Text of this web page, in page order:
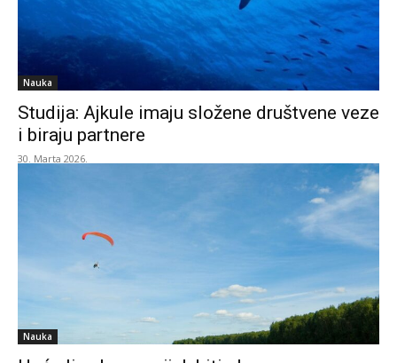
Nauka
Studija: Ajkule imaju složene društvene veze
i biraju partnere
30. Marta 2026.
Nauka